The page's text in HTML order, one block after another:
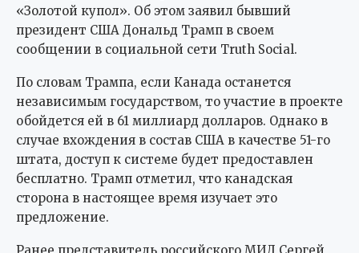
«Золотой купол». Об этом заявил бывший
президент США Дональд Трамп в своем
сообщении в социальной сети Truth Social.
По словам Трампа, если Канада останется
независимым государством, то участие в проекте
обойдется ей в 61 миллиард долларов. Однако в
случае вхождения в состав США в качестве 51-го
штата, доступ к системе будет предоставлен
бесплатно. Трамп отметил, что канадская
сторона в настоящее время изучает это
предложение.